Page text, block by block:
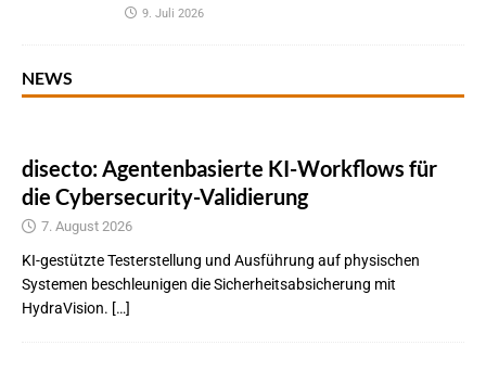
9. Juli 2026
NEWS
disecto: Agentenbasierte KI-Workflows für
die Cybersecurity-Validierung
7. August 2026
KI-gestützte Testerstellung und Ausführung auf physischen
Systemen beschleunigen die Sicherheitsabsicherung mit
HydraVision. […]